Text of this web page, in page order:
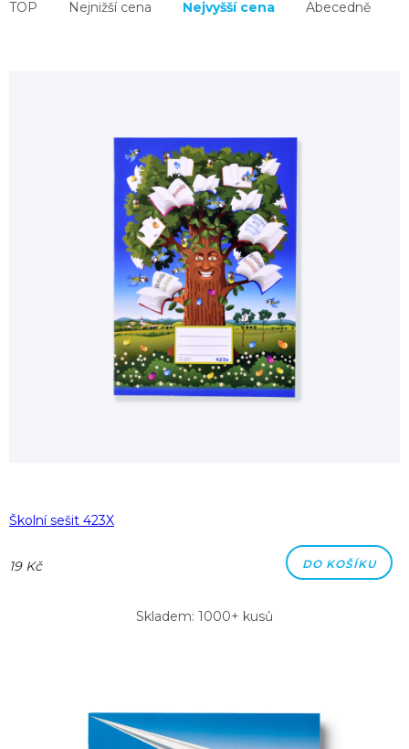
TOP
Nejnižší cena Nejvyšší cena Abecedně
Školní sešit 423X
19 Kč DO KOŠÍKU
Skladem: 1000+ kusů